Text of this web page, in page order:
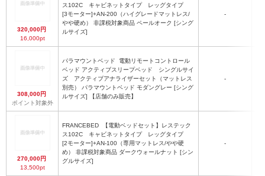
320,000円
16,000pt
ス102C キャビネットタイプ レッグタイプ
[3モーター]+AN-200（ハイグレードマットレス/
やや硬め） 非課税対象商品 ペールオーク [シング
ルサイズ]
-
308,000円
ポイント対象外
パラマウントベッド
ベッド アクティブスリープベッド シングルサイ
ズ アクティブアナライザーセット（マットレス
別売） パラマウントベッド モダングレー [シング
ルサイズ] 【店舗のみ販売】
-
270,000円
13,500pt
FRANCEBED
ス102C キャビネットタイプ レッグタイプ
[2モーター]+AN-100（専用マットレス/やや硬
め） 非課税対象商品 ダークウォールナット [シン
グルサイズ]
-